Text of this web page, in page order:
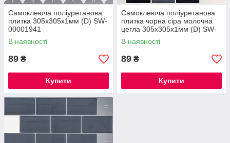
Самоклеюча поліуретанова
плитка 305х305х1мм (D) SW-
00001941
В наявності
89 ₴
Купити
Самоклеюча поліуретанова
плитка чорна сіра молочна
цегла 305х305х1мм (D) SW-
00001329
В наявності
89 ₴
Купити